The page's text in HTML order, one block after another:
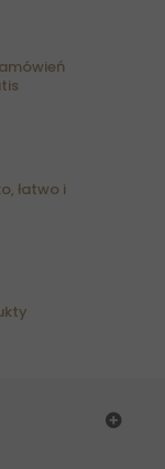
łatwo i